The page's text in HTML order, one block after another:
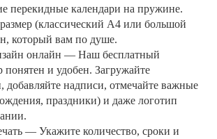
перекидные календари на пружине.
(классический A4 или большой
который вам по душе.
онлайн — Наш бесплатный
понятен и удобен. Загружайте
добавляйте надписи, отмечайте важные
праздники) и даже логотип
— Укажите количество, сроки и